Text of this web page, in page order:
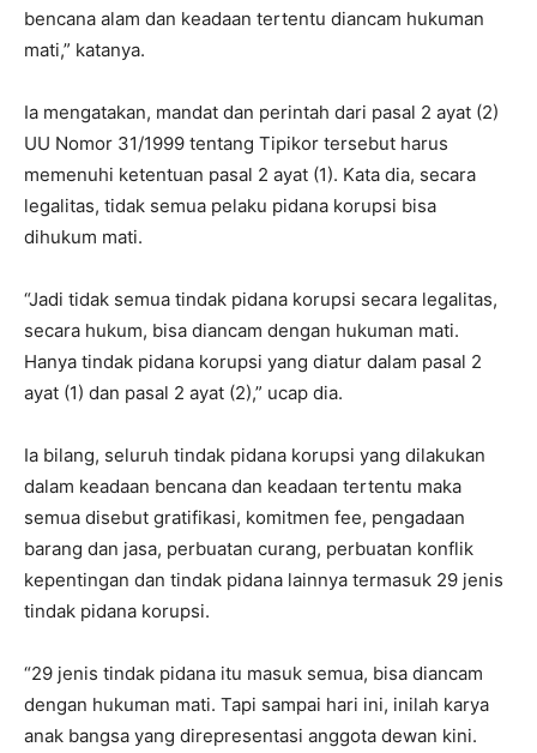
bencana alam dan keadaan tertentu diancam hukuman
mati,” katanya.
Ia mengatakan, mandat dan perintah dari pasal 2 ayat (2)
UU Nomor 31/1999 tentang Tipikor tersebut harus
memenuhi ketentuan pasal 2 ayat (1). Kata dia, secara
legalitas, tidak semua pelaku pidana korupsi bisa
dihukum mati.
“Jadi tidak semua tindak pidana korupsi secara legalitas,
secara hukum, bisa diancam dengan hukuman mati.
Hanya tindak pidana korupsi yang diatur dalam pasal 2
ayat (1) dan pasal 2 ayat (2),” ucap dia.
Ia bilang, seluruh tindak pidana korupsi yang dilakukan
dalam keadaan bencana dan keadaan tertentu maka
semua disebut gratifikasi, komitmen fee, pengadaan
barang dan jasa, perbuatan curang, perbuatan konflik
kepentingan dan tindak pidana lainnya termasuk 29 jenis
tindak pidana korupsi.
“29 jenis tindak pidana itu masuk semua, bisa diancam
dengan hukuman mati. Tapi sampai hari ini, inilah karya
anak bangsa yang direpresentasi anggota dewan kini.